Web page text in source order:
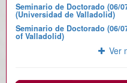
Seminario de Doctorado (06/
(Universidad de Valladolid)
Seminario de Doctorado (06/
of Valladolid)
Ver